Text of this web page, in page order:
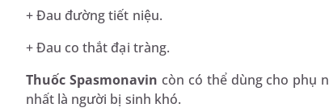
+ Đau đường tiết niệu.
+ Đau co thắt đại tràng.
Thuốc Spasmonavin còn có thể dùng cho phụ
nhất là người bị sinh khó.